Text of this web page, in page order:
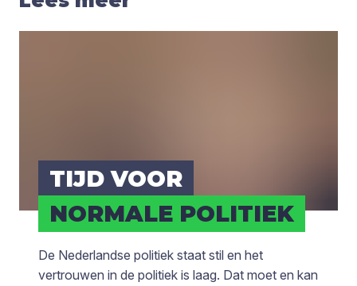
TIJD VOOR
NOR­MA­LE POLI­TIEK
De Nederlandse politiek staat stil en het
vertrouwen in de politiek is laag. Dat moet en kan